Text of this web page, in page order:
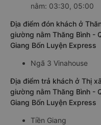
nằm: 03:30, 05:00
Địa điểm đón khách ở
giường nằm Thăng Bình -
Giang Bốn Luyện Express
Ngã 3 Vinahouse
Địa điểm trả khách ở Thị
giường nằm Thăng Bình -
Giang Bốn Luyện Express
Tiền Giang